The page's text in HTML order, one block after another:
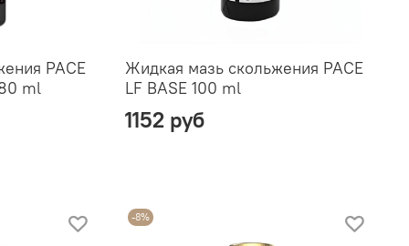
PACE
ml
Жидкая мазь скольжения PACE
LF BASE 100 ml
1152 руб
-8%